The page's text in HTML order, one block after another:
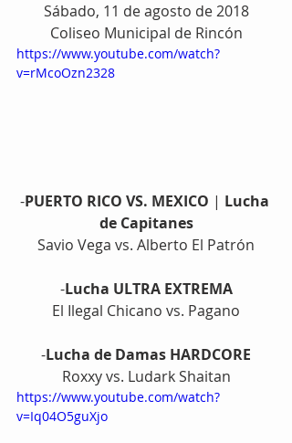
Sábado, 11 de agosto de 2018
Coliseo Municipal de Rincón
https://www.youtube.com/watch?
v=rMcoOzn2328
-PUERTO RICO VS. MEXICO | Lucha
de Capitanes
Savio Vega vs. Alberto El Patrón
-Lucha ULTRA EXTREMA
El Ilegal Chicano vs. Pagano
-Lucha de Damas HARDCORE
Roxxy vs. Ludark Shaitan
https://www.youtube.com/watch?
v=Iq04O5guXjo